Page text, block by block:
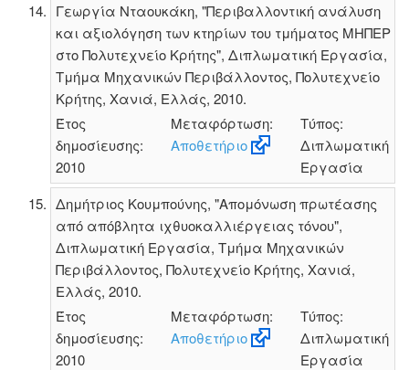
Γεωργία Νταουκάκη, "Περιβαλλοντική ανάλυση
και αξιολόγηση των κτηρίων του τμήματος ΜΗΠΕΡ
στο Πολυτεχνείο Κρήτης", Διπλωματική Εργασία,
Τμήμα Μηχανικών Περιβάλλοντος, Πολυτεχνείο
Κρήτης, Χανιά, Ελλάς, 2010.
Έτος
δημοσίευσης:
2010
Μεταφόρτωση:
Αποθετήριο
Τύπος:
Διπλωματική
Εργασία
Δημήτριος Κουμπούνης, "Απομόνωση πρωτέασης
από απόβλητα ιχθυοκαλλιέργειας τόνου",
Διπλωματική Εργασία, Τμήμα Μηχανικών
Περιβάλλοντος, Πολυτεχνείο Κρήτης, Χανιά,
Ελλάς, 2010.
Έτος
δημοσίευσης:
2010
Μεταφόρτωση:
Αποθετήριο
Τύπος:
Διπλωματική
Εργασία